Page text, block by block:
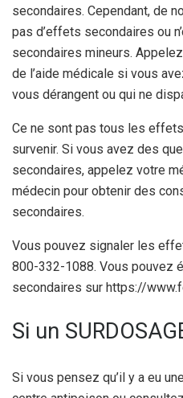
secondaires. Cependant, de
pas d’effets secondaires ou
secondaires mineurs.
de l’aide médicale si vous
vous dérangent ou qui ne
Ce ne sont pas tous les
survenir. Si vous avez des
secondaires, appelez votre
médecin pour obtenir des
secondaires.
Vous pouvez signaler les
800-332-1088. Vous pouvez
secondaires sur https://
Si un
Si vous pensez qu’il y a eu